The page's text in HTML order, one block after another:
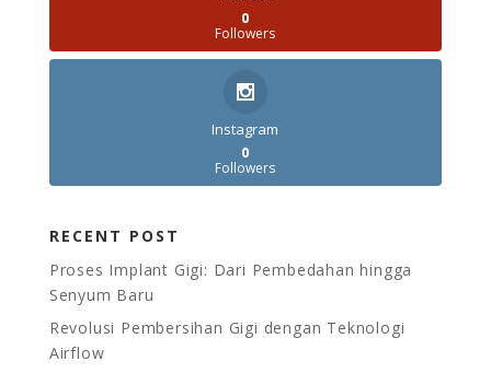
0
Followers
Instagram
0
Followers
RECENT POST
Proses Implant Gigi: Dari Pembedahan hingga
Senyum Baru
Revolusi Pembersihan Gigi dengan Teknologi
Airflow